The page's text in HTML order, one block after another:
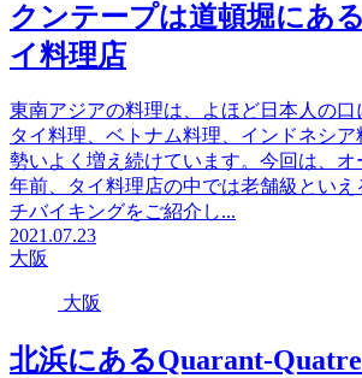
クンテープは道頓堀にあ
イ料理店
東南アジアの料理は、よほど日本人の口
タイ料理、ベトナム料理、インドネシア
勢いよく増え続けています。今回は、オ
年前、タイ料理店の中では老舗級とい
チバイキングをご紹介し...
2021.07.23
大阪
大阪
北浜にあるQuarant-